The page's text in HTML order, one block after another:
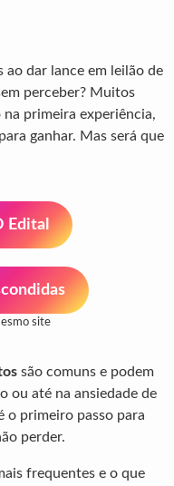
ao dar lance em leilão de
perceber? Muitos
primeira experiência,
ganhar. Mas será que
Edital
site
são comuns e podem
ou até na ansiedade de
o primeiro passo para
perder.
frequentes e o que